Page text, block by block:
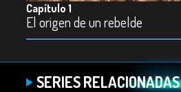
Capítulo 1
El origen de un rebelde
SERIES RELACIONADAS